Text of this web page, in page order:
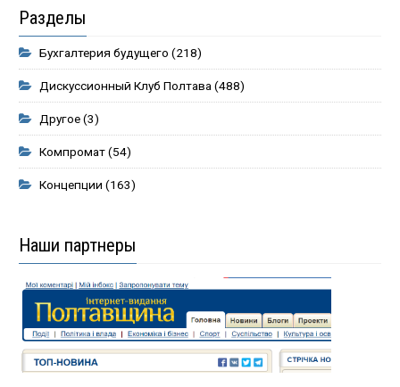
Разделы
Бухгалтерия будущего (218)
Дискуссионный Клуб Полтава (488)
Другое(3)
Компромат(54)
Концепции (163)
Наши партнеры